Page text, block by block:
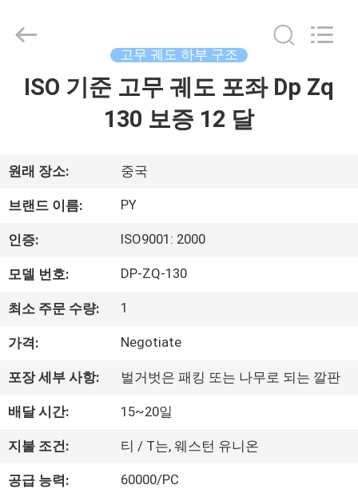
품
회
사
공
장
견
학
Shanghai
고무 궤도 하부 구조
ISO 기준 고무 궤도 포좌 Dp Zq
130 보증 12 달
원래 장소: 중국
브랜드 이름: PY
인증: ISO9001: 2000
모델 번호: DP-ZQ-130
최소 주문 수량: 1
가격: Negotiate
포장 세부 사항: 벌거벗은 패킹 또는 나무로 되는 깔판
배달 시간: 15~20일
지불 조건: 티 / T는, 웨스턴 유니온
공급 능력: 60000/PC